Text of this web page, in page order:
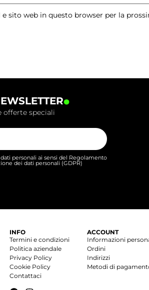
sito web in questo browser per la
.
offerte speciali
personali ai sensi del Regolamento
dei dati personali (GDPR)
INFO
Termini e condizioni
Politica aziendale
Privacy Policy
Cookie Policy
Contattaci
ACCOUNT
Informazioni
Ordini
Indirizzi
Metodi di